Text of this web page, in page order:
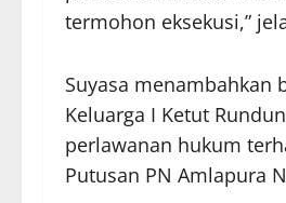
termohon eksekusi,”
Suyasa menambahkan
Keluarga I Ketut
perlawanan hukum
Putusan PN Amlapura